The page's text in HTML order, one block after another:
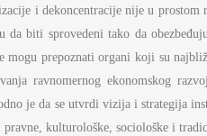
i dekoncentracije nije u
da biti sprovedeni tako da
mogu prepoznati organi koji su
ravnomernog ekonomskog
je da se utvrdi vizija i strategija
kulturološke, sociološke i